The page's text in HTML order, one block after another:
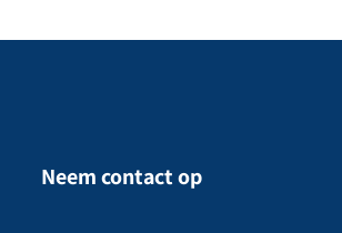
Neem contact op